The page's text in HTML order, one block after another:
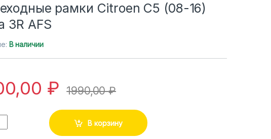
рамки Citroen C5 (08-16)
3R AFS
В наличии
₽ 1990,00₽
В корзину